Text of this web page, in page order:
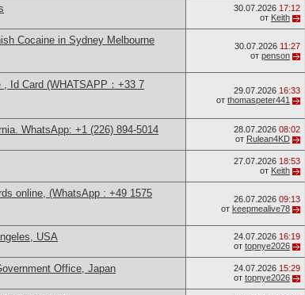
30.07.2026 17:12
от Keith
Cocaine in Sydney Melbourne
30.07.2026 11:27
от penson
Id Card (WHATSAPP：+33 7
29.07.2026 16:33
от thomaspeter441
WhatsApp: +1 (226) 894-5014 28.07.2026 08:02
от Rulean4KD
27.07.2026 18:53
от Keith
online, (WhatsApp : +49 1575
26.07.2026 09:13
от keepmealive78
USA 24.07.2026 16:19
от topnye2026
Office, Japan 24.07.2026 15:29
от topnye2026